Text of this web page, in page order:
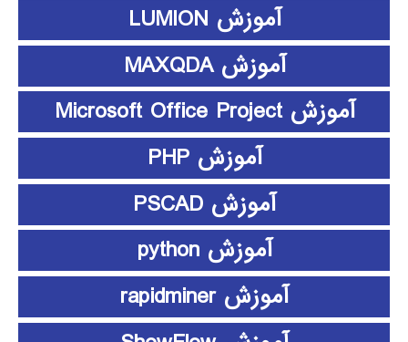
آموزش LUMION
آموزش MAXQDA
آموزش Microsoft Office Project
آموزش PHP
آموزش PSCAD
آموزش python
آموزش rapidminer